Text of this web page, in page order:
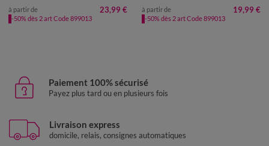
à partir de 23,99 €
-50% dès 2 art Code 899013
à partir de 19,99 €
-50% dès 2 art Code 899013
Paiement 100% sécurisé
Payez plus tard ou en plusieurs fois
Livraison express
domicile, relais, consignes automatiques